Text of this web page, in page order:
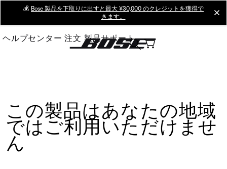
Main
💰 Bose 製品を下取りに出すと最大 ¥30,000 のクレジットを獲得で
きます。
ヘルプセンター 注文 製品サポート
この製品はあなたの地域
ではご利用いただけませ
ん